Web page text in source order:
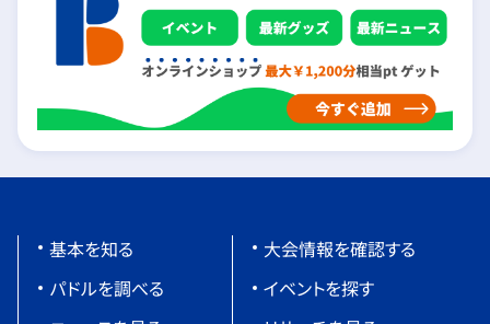
基本を知る
パドルを調べる
大会情報を確認する
イベントを探す